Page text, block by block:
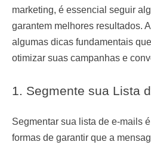
marketing, é essencial seguir
garantem melhores resultados.
algumas dicas fundamentais
otimizar suas campanhas e
1. Segmente sua Lista
Segmentar sua lista de e-mails
formas de garantir que a